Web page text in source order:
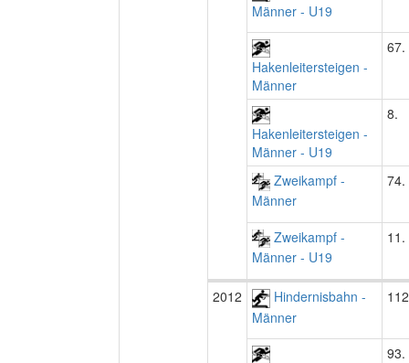
Männer - U19
Hakenleitersteigen -
Männer
67.
Hakenleitersteigen -
Männer - U19
8.
Zweikampf -
Männer
74.
Zweikampf -
Männer - U19
11.
2012
Hindernisbahn -
Männer
93.